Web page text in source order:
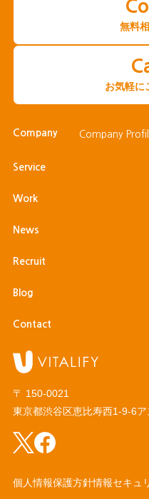
無料
お気軽に
〒 150-0021
東京都渋谷区恵比寿西1-9-6ア
Company Company
Service
Work
News
Recruit
Blog
Contact
個人情報保護方針情報セキュ